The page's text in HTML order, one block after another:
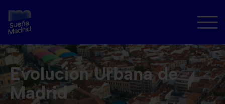
Evolución Urbana de
Madrid